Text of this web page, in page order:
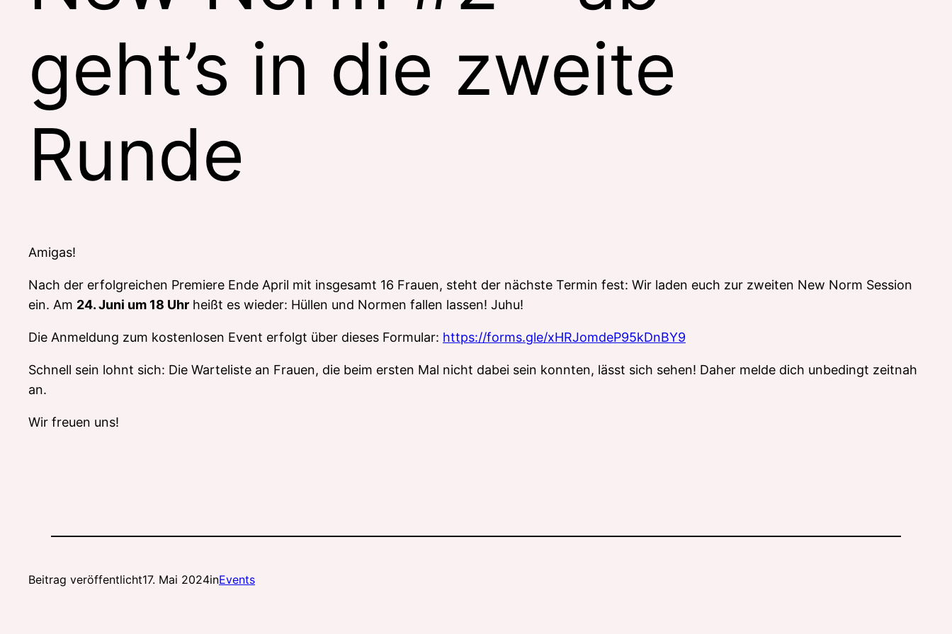
geht’s in die zweite
Runde
Amigas!
Nach der erfolgreichen Premiere Ende April mit insgesamt 16 Frauen, steht der nächste Termin fest: Wir laden euch zur zweiten New Norm Session
ein. Am 24. Juni um 18 Uhr heißt es wieder: Hüllen und Normen fallen lassen! Juhu!
Die Anmeldung zum kostenlosen Event erfolgt über dieses Formular: https://forms.gle/xHRJomdeP95kDnBY9
Schnell sein lohnt sich: Die Warteliste an Frauen, die beim ersten Mal nicht dabei sein konnten, lässt sich sehen! Daher melde dich unbedingt zeitnah
an.
Wir freuen uns!
Beitrag veröffentlicht17. Mai 2024inEvents